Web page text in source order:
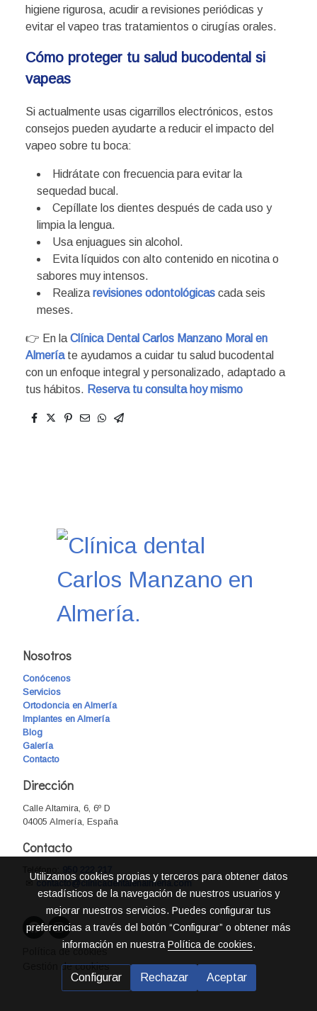
higiene rigurosa, acudir a revisiones periódicas y
evitar el vapeo tras tratamientos o cirugías orales.
Cómo proteger tu salud bucodental si
vapeas
Si actualmente usas cigarrillos electrónicos, estos
consejos pueden ayudarte a reducir el impacto del
vapeo sobre tu boca:
Hidrátate con frecuencia para evitar la
sequedad bucal.
Cepíllate los dientes después de cada uso y
limpia la lengua.
Usa enjuagues sin alcohol.
Evita líquidos con alto contenido en nicotina o
sabores muy intensos.
Realiza revisiones odontológicas cada seis
meses.
👉 En la Clínica Dental Carlos Manzano Moral en
Almeríate ayudamos a cuidar tu salud bucodental
con un enfoque integral y personalizado, adaptado a
tus hábitos. Reserva tu consulta hoy mismo
Nosotros
Conócenos
Servicios
Ortodoncia en Almería
Implantes en Almería
Blog
Galería
Contacto
Dirección
Calle Altamira, 6, 6º D
04005 Almería, España
Contacto
Teléfono:
950 222 217
✉ contacto@clinicadentalenalmeria.com
Política de cookies
Gestión de cookies
Utilizamos cookies propias y terceros para obtener datos
estadísticos de la navegación de nuestros usuarios y
mejorar nuestros servicios. Puedes configurar tus
preferencias a través del botón “Configurar” o obtener más
información en nuestra Política de cookies.
Configurar Rechazar Aceptar